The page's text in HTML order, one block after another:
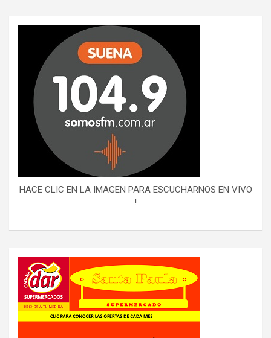
HACE CLIC EN LA IMAGEN PARA ESCUCHARNOS EN VIVO
!